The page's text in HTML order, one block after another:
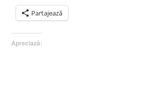
Partajează
Apreciază: